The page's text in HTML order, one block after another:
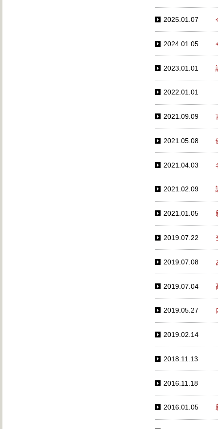
2025.01.07
2024.01.05
2023.01.01
2022.01.01
2021.09.09
2021.05.08
2021.04.03
2021.02.09
2021.01.05
2019.07.22
2019.07.08
2019.07.04
2019.05.27
2019.02.14
2018.11.13
2016.11.18
2016.01.05